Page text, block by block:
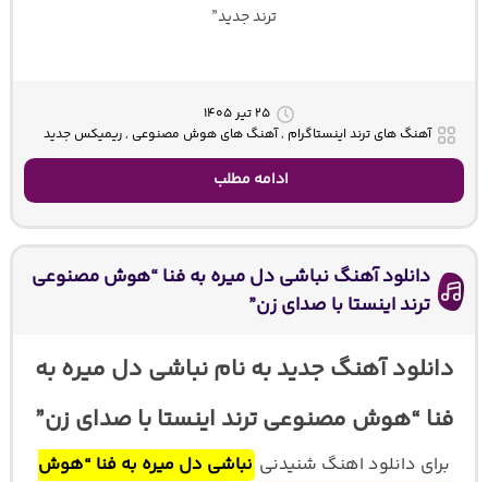
ترند جدید”
۲۵ تیر ۱۴۰۵
آهنگ های ترند اینستاگرام , آهنگ های هوش مصنوعی , ریمیکس جدید
ادامه مطلب
دانلود آهنگ نباشی دل میره به فنا “هوش مصنوعی
ترند اینستا با صدای زن”
دانلود آهنگ جدید به نام نباشی دل میره به
فنا “هوش مصنوعی ترند اینستا با صدای زن”
برای دانلود اهنگ شنیدنی نباشی دل میره به فنا “هوش